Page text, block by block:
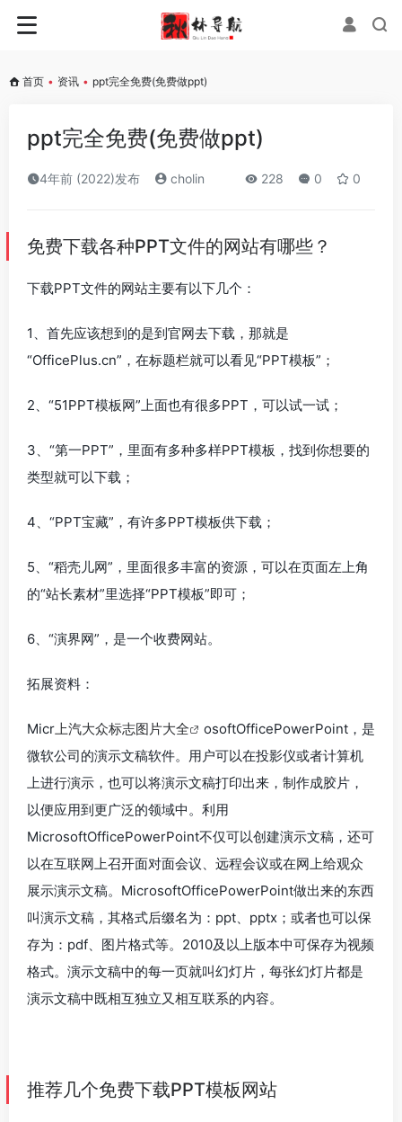
首页 • 资讯 • ppt完全免费(免费做ppt)
ppt完全免费(免费做ppt)
4年前 (2022)发布 cholin 228 0 0
免费下载各种PPT文件的网站有哪些？
下载PPT文件的网站主要有以下几个：
1、首先应该想到的是到官网去下载，那就是
“OfficePlus.cn”，在标题栏就可以看见“PPT模板”；
2、“51PPT模板网”上面也有很多PPT，可以试一试；
3、“第一PPT”，里面有多种多样PPT模板，找到你想要的
类型就可以下载；
4、“PPT宝藏”，有许多PPT模板供下载；
5、“稻壳儿网”，里面很多丰富的资源，可以在页面左上角
的“站长素材”里选择“PPT模板”即可；
6、“演界网”，是一个收费网站。
拓展资料：
Micr上汽大众标志图片大全
osoftOfficePowerPoint，是
微软公司的演示文稿软件。用户可以在投影仪或者计算机
上进行演示，也可以将演示文稿打印出来，制作成胶片，
以便应用到更广泛的领域中。利用
MicrosoftOfficePowerPoint不仅可以创建演示文稿，还可
以在互联网上召开面对面会议、远程会议或在网上给观众
展示演示文稿。MicrosoftOfficePowerPoint做出来的东西
叫演示文稿，其格式后缀名为：ppt、pptx；或者也可以保
存为：pdf、图片格式等。2010及以上版本中可保存为视频
格式。演示文稿中的每一页就叫幻灯片，每张幻灯片都是
演示文稿中既相互独立又相互联系的内容。
推荐几个免费下载PPT模板网站